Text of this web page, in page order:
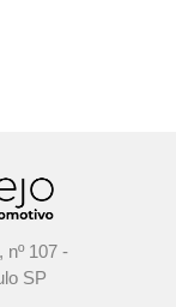
nº 107 -
SP